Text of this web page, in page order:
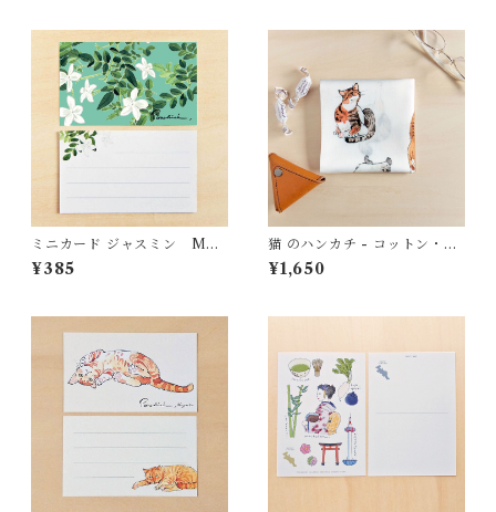
ミニカード ジャスミン MC1
8
¥385
猫 のハンカチ - コットン・す
こし大きめ - スカーフにも
HC11
¥1,650